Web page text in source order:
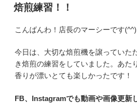
稿
日:
焙煎練習！！
こんばんわ！店長のマーシーです(^^)
今日は、大切な焙煎機を譲っていた
き焙煎の練習をしていました。あた
香りが漂いとても楽しかったです！
FB、Instagramでも動画や画像更新